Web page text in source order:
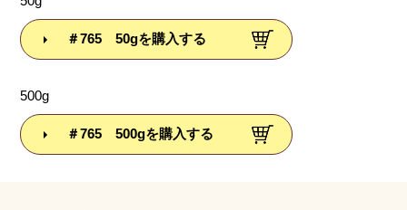
＃765 50gを購入する
500g
＃765 500gを購入する